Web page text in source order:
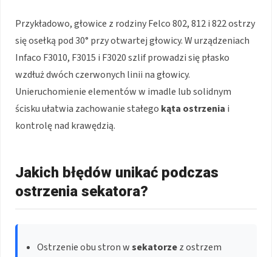
Przykładowo, głowice z rodziny Felco 802, 812 i 822 ostrzy
się osełką pod 30° przy otwartej głowicy. W urządzeniach
Infaco F3010, F3015 i F3020 szlif prowadzi się płasko
wzdłuż dwóch czerwonych linii na głowicy.
Unieruchomienie elementów w imadle lub solidnym
ścisku ułatwia zachowanie stałego kąta ostrzenia i
kontrolę nad krawędzią.
Jakich błędów unikać podczas
ostrzenia sekatora?
Ostrzenie obu stron wsekatorzez ostrzem